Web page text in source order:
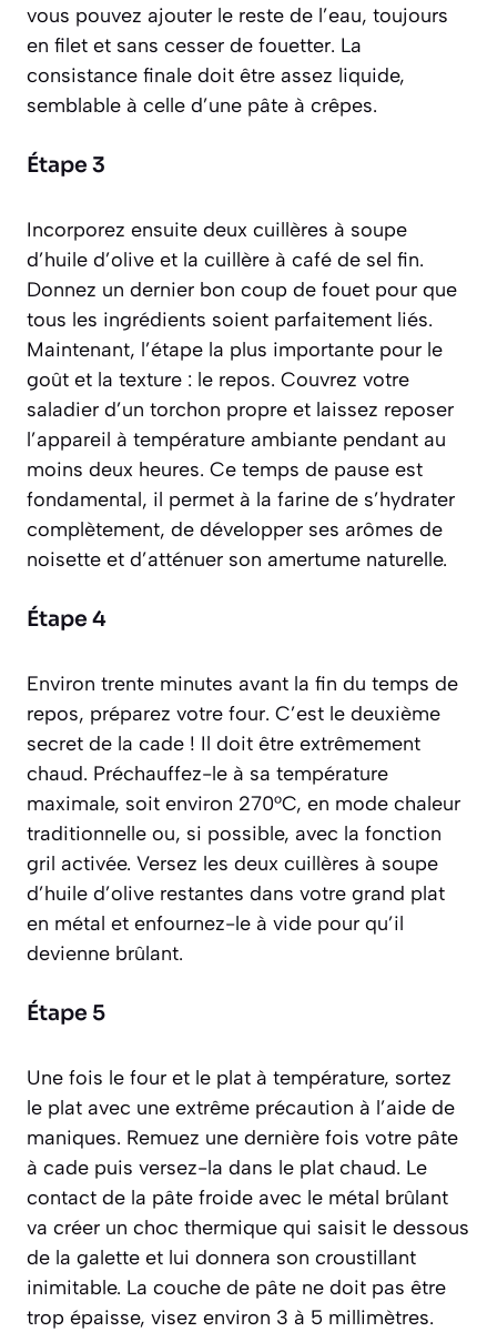
vous pouvez ajouter le reste de l’eau, toujours
en filet et sans cesser de fouetter. La
consistance finale doit être assez liquide,
semblable à celle d’une pâte à crêpes.
Étape 3
Incorporez ensuite deux cuillères à soupe
d’huile d’olive et la cuillère à café de sel fin.
Donnez un dernier bon coup de fouet pour que
tous les ingrédients soient parfaitement liés.
Maintenant, l’étape la plus importante pour le
goût et la texture : le repos. Couvrez votre
saladier d’un torchon propre et laissez reposer
l’appareil à température ambiante pendant au
moins deux heures. Ce temps de pause est
fondamental, il permet à la farine de s’hydrater
complètement, de développer ses arômes de
noisette et d’atténuer son amertume naturelle.
Étape 4
Environ trente minutes avant la fin du temps de
repos, préparez votre four. C’est le deuxième
secret de la cade ! Il doit être extrêmement
chaud. Préchauffez-le à sa température
maximale, soit environ 270°C, en mode chaleur
traditionnelle ou, si possible, avec la fonction
gril activée. Versez les deux cuillères à soupe
d’huile d’olive restantes dans votre grand plat
en métal et enfournez-le à vide pour qu’il
devienne brûlant.
Étape 5
Une fois le four et le plat à température, sortez
le plat avec une extrême précaution à l’aide de
maniques. Remuez une dernière fois votre pâte
à cade puis versez-la dans le plat chaud. Le
contact de la pâte froide avec le métal brûlant
va créer un choc thermique qui saisit le dessous
de la galette et lui donnera son croustillant
inimitable. La couche de pâte ne doit pas être
trop épaisse, visez environ 3 à 5 millimètres.